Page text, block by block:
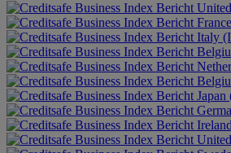
Italy
Japan